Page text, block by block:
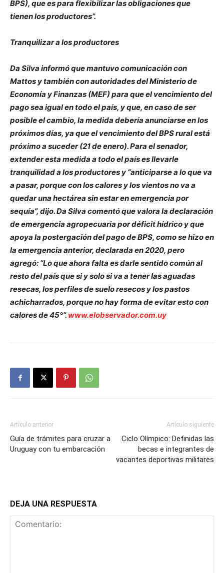
BPS), que es para flexibilizar las obligaciones que
tienen los productores”.
Tranquilizar a los productores
Da Silva informó que mantuvo comunicación con
Mattos y también con autoridades del Ministerio de
Economía y Finanzas (MEF) para que el vencimiento del
pago sea igual en todo el país, y que, en caso de ser
posible el cambio, la medida debería anunciarse en los
próximos días, ya que el vencimiento del BPS rural está
próximo a suceder (21 de enero). Para el senador,
extender esta medida a todo el país es llevarle
tranquilidad a los productores y “anticiparse a lo que va
a pasar, porque con los calores y los vientos no va a
quedar una hectárea sin estar en emergencia por
sequía”, dijo. Da Silva comentó que valora la declaración
de emergencia agropecuaria por déficit hídrico y que
apoya la postergación del pago de BPS, como se hizo en
la emergencia anterior, declarada en 2020, pero
agregó: “Lo que ahora falta es darle sentido común al
resto del país que si y solo si va a tener las aguadas
resecas, los perfiles de suelo resecos y los pastos
achicharrados, porque no hay forma de evitar esto con
calores de 45°”. www.elobservador.com.uy
Artículo anterior
Guía de trámites para cruzar a
Uruguay con tu embarcación
Artículo siguiente
Ciclo Olímpico: Definidas las
becas e integrantes de
vacantes deportivas militares
DEJA UNA RESPUESTA